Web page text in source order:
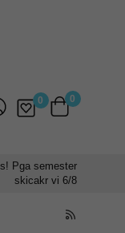
0 0
Pga semester
skicakr vi 6/8